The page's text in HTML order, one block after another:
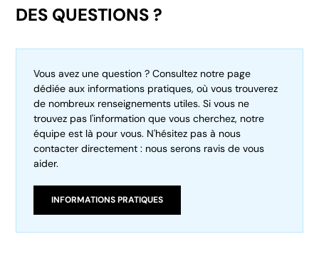
DES QUESTIONS ?
Vous avez une question ? Consultez notre page
dédiée aux informations pratiques, où vous trouverez
de nombreux renseignements utiles. Si vous ne
trouvez pas l'information que vous cherchez, notre
équipe est là pour vous. N'hésitez pas à nous
contacter directement : nous serons ravis de vous
aider.
INFORMATIONS PRATIQUES